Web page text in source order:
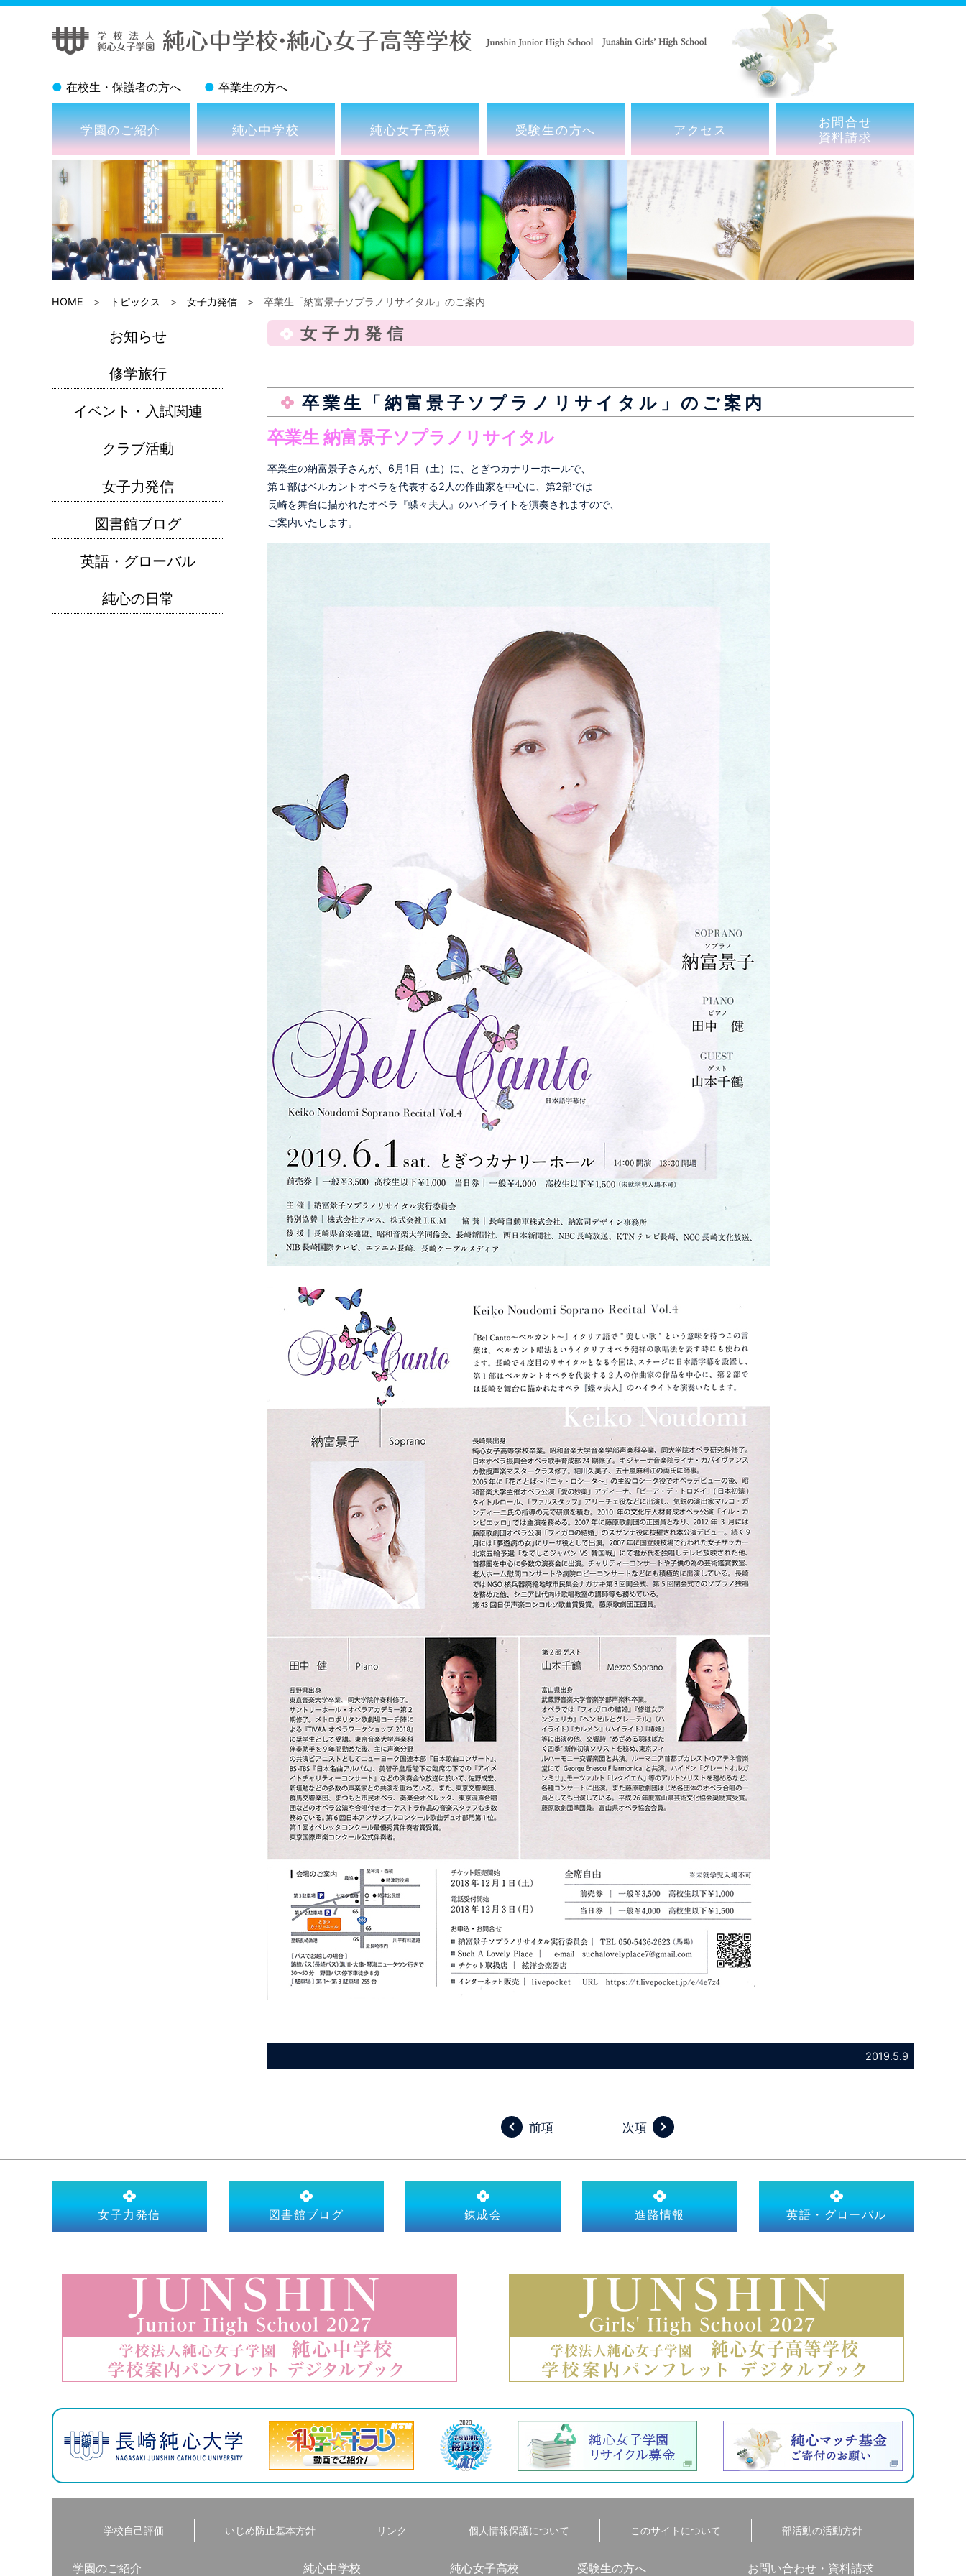
● 在校生・保護者の方へ ● 卒業生の方へ
学園のご紹介 純心中学校 純心女子高校 受験生の方へ アクセス
お問合せ
資料請求
HOME > トピックス > 女子力発信 > 卒業生「納富景子ソプラノリサイタル」のご案内
女子力発信
卒業生「納富景子ソプラノリサイタル」のご案内
卒業生 納富景子ソプラノリサイタル
卒業生の納富景子さんが、6月1日（土）に、とぎつカナリーホールで、
第１部はベルカントオペラを代表する2人の作曲家を中心に、第2部では
長崎を舞台に描かれたオペラ『蝶々夫人』のハイライトを演奏されますので、
ご案内いたします。
2019.5.9
前項 次項
お知らせ
修学旅行
イベント・入試関連
クラブ活動
女子力発信
図書館ブログ
英語・グローバル
純心の日常
女子力発信 図書館ブログ 錬成会 進路情報 英語・グローバル
学校自己評価 いじめ防止基本方針 リンク 個人情報保護について このサイトについて 部活動の活動方針
学園のご紹介 純心中学校 純心女子高校 受験生の方へ お問い合わせ・資料請求